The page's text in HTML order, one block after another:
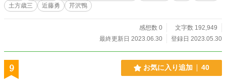
土方歳三
近藤勇 芹沢鴨
感想数 0
文字数 192,949
最終更新日 2023.06.30
登録日 2023.05.30
9 お気に入り追加 40